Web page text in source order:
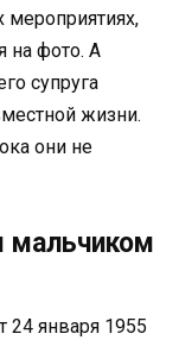
на фото. А
супруга
жизни.
они не
24 января 1955